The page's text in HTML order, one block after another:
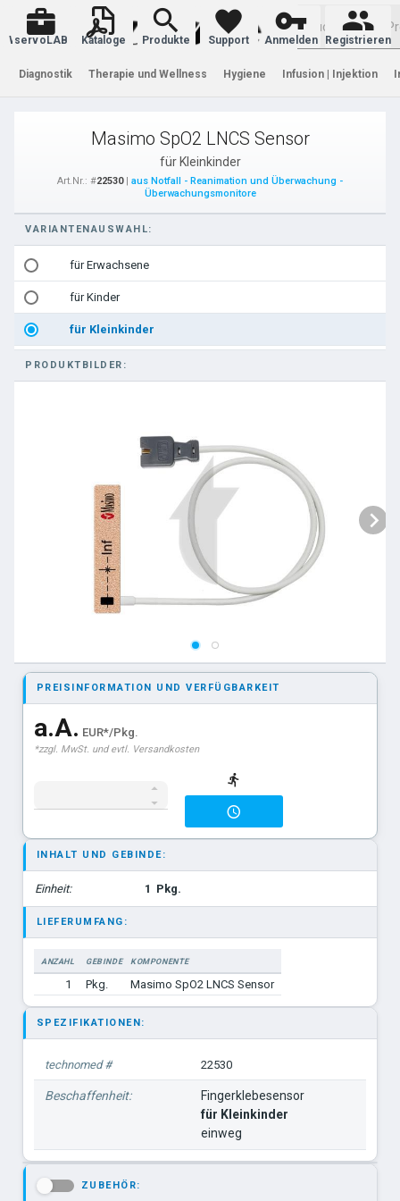
Warenkorb
servoLAB Kataloge Produkte Support Anmelden Registrieren
Diagnostik Therapie und Wellness Hygiene Infusion | Injektion
Masimo SpO2 LNCS Sensor
für Kleinkinder
Art.Nr.: #22530| aus Notfall - Reanimation und Überwachung -
Überwachungsmonitore
VARIANTENAUSWAHL:
für Erwachsene
für Kinder
für Kleinkinder
PRODUKTBILDER:
PREISINFORMATION UND VERFÜGBARKEIT
a.A. EUR*/Pkg.
*zzgl. MwSt. und evtl. Versandkosten
INHALT UND GEBINDE:
Einheit: 1 Pkg.
LIEFERUMFANG:
ANZAHL GEBINDE
KOMPONENTE
1
Pkg. Masimo SpO2 LNCS Sensor
SPEZIFIKATIONEN:
technomed # 22530
Beschaffenheit:
Fingerklebesensor
für Kleinkinder
einweg
ZUBEHÖR: